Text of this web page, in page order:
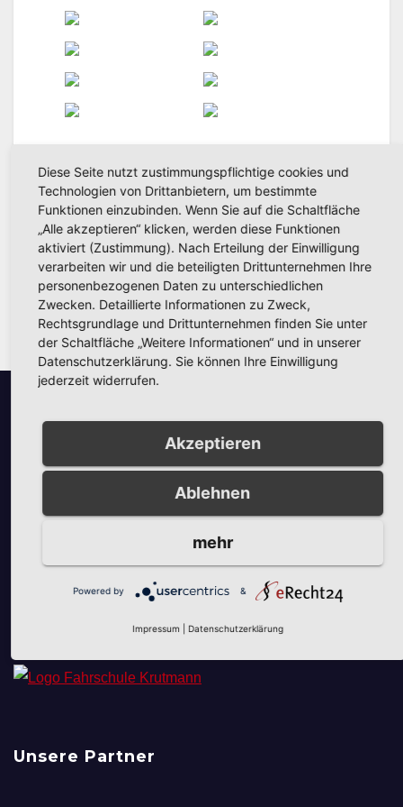
[ZEIGE EINE SLIDESHOW]
1 2 ... 14 ►
Unsere Partner
Unsere Partner
Diese Seite nutzt zustimmungspflichtige cookies und
Technologien von Drittanbietern, um bestimmte
Funktionen einzubinden. Wenn Sie auf die Schaltfläche
„Alle akzeptieren“ klicken, werden diese Funktionen
aktiviert (Zustimmung). Nach Erteilung der Einwilligung
verarbeiten wir und die beteiligten Drittunternehmen Ihre
personenbezogenen Daten zu unterschiedlichen
Zwecken. Detaillierte Informationen zu Zweck,
Rechtsgrundlage und Drittunternehmen finden Sie unter
der Schaltfläche „Weitere Informationen“ und in unserer
Datenschutzerklärung. Sie können Ihre Einwilligung
jederzeit widerrufen.
Akzeptieren
Ablehnen
mehr
Powered by &
Impressum Datenschutzerklärung